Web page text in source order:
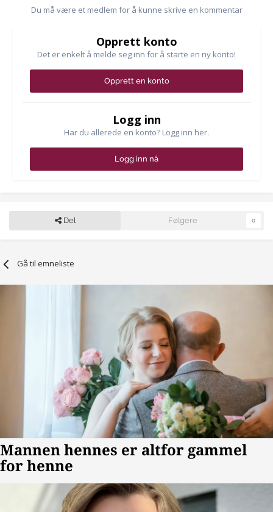
Du må være et medlem for å kunne skrive en kommentar
Opprett konto
Det er enkelt å melde seg inn for å starte en ny konto!
Opprett en konto
Logg inn
Har du allerede en konto? Logg inn her.
Logg inn nå
Del Følgere 0
Gå til emneliste